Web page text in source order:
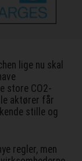
lige nu skal
store CO2-
aktører får
stille og
regler, men